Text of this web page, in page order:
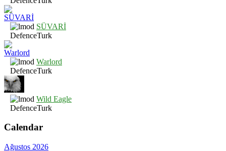
SÜVARİ
DefenceTurk
Warlord
DefenceTurk
Wild Eagle
DefenceTurk
Calendar
Ağustos 2026